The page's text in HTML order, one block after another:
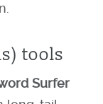
tools
Surfer